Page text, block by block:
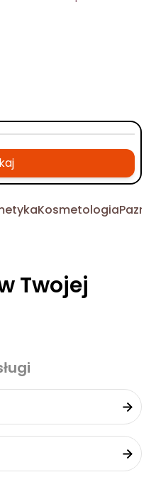
Kosmetologia
Twojej